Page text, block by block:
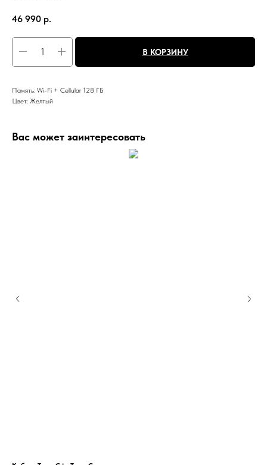
46 990 р.
В КОРЗИНУ
Память: Wi-Fi + Cellular 128 ГБ
Цвет: Желтый
Вас может заинтересовать